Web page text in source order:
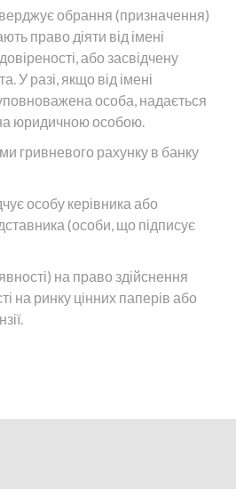
обрання (призначення)
право діяти від імені
або засвідчену
У разі, якщо від імені
особа, надається
юридичною особою.
гривневого рахунку в банку
особу керівника або
(особи, що підписує
на право здійснення
на ринку цінних паперів або